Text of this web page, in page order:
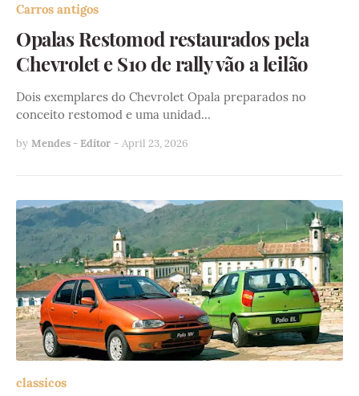
Carros antigos
Opalas Restomod restaurados pela
Chevrolet e S10 de rally vão a leilão
Dois exemplares do Chevrolet Opala preparados no
conceito restomod e uma unidad…
by Mendes - Editor - April 23, 2026
classicos